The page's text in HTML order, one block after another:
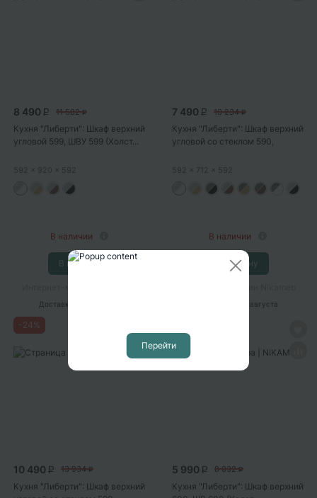
8 490 P 11 582 P
Кухня "Либерти": Шкаф верхний
угловой 599, ШВУ 599 (Холст...
592 x 920 x 592
В наличии
В корзину
Доставка
7 490 P 10 234 P
Кухня "Либерти": Шкаф верхний
угловой со стеклом 590,
592 x 712 x 592
В наличии
В корзину
с 10 августа
24 %
10 490 P 13 934 P
Кухня "Либерти": Шкаф верхний
5 990 P 8 032 P
Кухня "Либерти": Шкаф верхний
Перейти